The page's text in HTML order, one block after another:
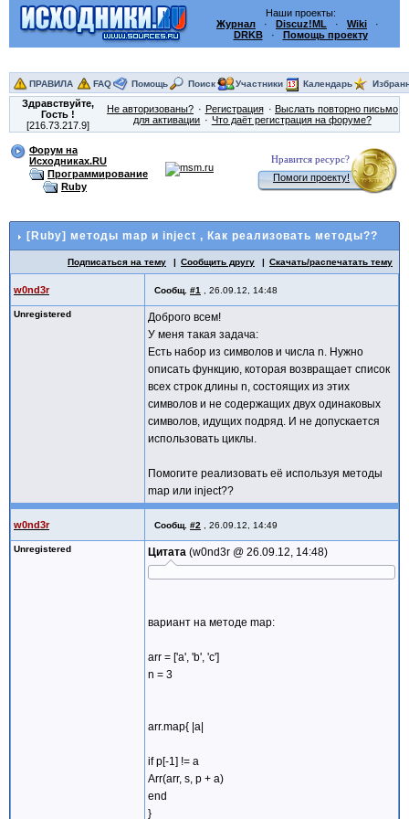
Наши проекты:
Журнал · Discuz!ML · Wiki ·
DRKB· Помощь проекту
ПРАВИЛА FAQ Помощь Поиск Участники Календарь
Здравствуйте,
Гость !
[216.73.217.9]
Не авторизованы? Регистрация
Выслать повторно письмо
для активации
Что даёт регистрация на форуме?
Форум на
Исходниках.RU
Программирование
Ruby
Нравится ресурс?
Помоги проекту!
[Ruby] методы map и inject , Как реализовать методы??
Подписаться на тему Сообщить другу Скачать/распечатать тему
w0nd3r Сообщ. #1 26.09.12, 14:48
Unregistered
Доброго всем!
У меня такая задача:
Есть набор из символов и числа n. Нужно
описать функцию, которая возвращает список
всех строк длины n, состоящих из этих
символов и не содержащих двух одинаковых
символов, идущих подряд. И не допускается
использовать циклы.
Помогите реализовать её используя методы
map или inject??
w0nd3r Сообщ. #2 26.09.12, 14:49
Unregistered Цитата w0nd3r @ 26.09.12, 14:48
вариант на методе map:
arr = ['a', 'b', 'c']
n = 3
arr.map{ |a|
if p[-1] != a
Arr(arr, s, p + a)
end
}